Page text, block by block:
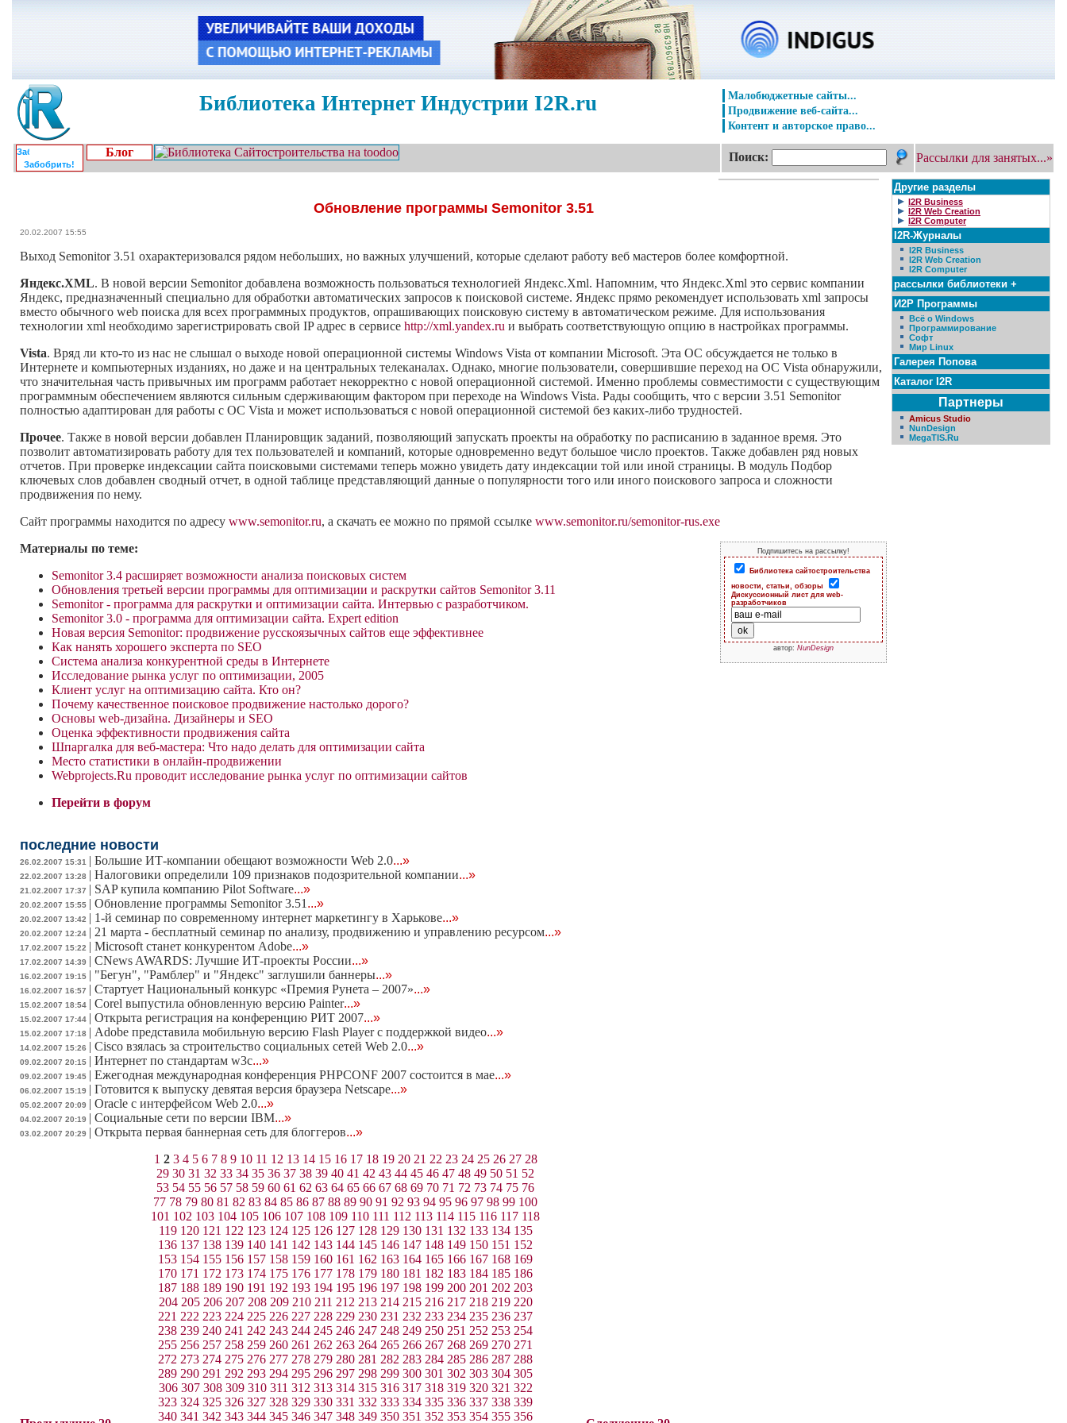
Библиотека Интернет Индустрии I2R.ru
Малобюджетные сайты...
Продвижение веб-сайта...
Контент и авторское право...
Забобрить!
Блог Поиск: Рассылки для занятых...»
Обновление программы Semonitor 3.51
20.02.2007 15:55
Выход Semonitor 3.51 охарактеризовался рядом небольших, но важных улучшений, которые сделают работу веб мастеров более комфортной.
Яндекс.XML. В новой версии Semonitor добавлена возможность пользоваться технологией Яндекс.Xml. Напомним, что Яндекс.Xml это сервис компании
Яндекс, предназначенный специально для обработки автоматических запросов к поисковой системе. Яндекс прямо рекомендует использовать xml запросы
вместо обычного web поиска для всех программных продуктов, опрашивающих поисковую систему в автоматическом режиме. Для использования
технологии xml необходимо зарегистрировать свой IP адрес в сервисе http://xml.yandex.ru и выбрать соответствующую опцию в настройках программы.
Vista. Вряд ли кто-то из нас не слышал о выходе новой операционной системы Windows Vista от компании Microsoft. Эта ОС обсуждается не только в
Интернете и компьютерных изданиях, но даже и на центральных телеканалах. Однако, многие пользователи, совершившие переход на ОС Vista обнаружили,
что значительная часть привычных им программ работает некорректно с новой операционной системой. Именно проблемы совместимости с существующим
программным обеспечением являются сильным сдерживающим фактором при переходе на Windows Vista. Рады сообщить, что с версии 3.51 Semonitor
полностью адаптирован для работы с ОС Vista и может использоваться с новой операционной системой без каких-либо трудностей.
Прочее. Также в новой версии добавлен Планировщик заданий, позволяющий запускать проекты на обработку по расписанию в заданное время. Это
позволит автоматизировать работу для тех пользователей и компаний, которые одновременно ведут большое число проектов. Также добавлен ряд новых
отчетов. При проверке индексации сайта поисковыми системами теперь можно увидеть дату индексации той или иной страницы. В модуль Подбор
ключевых слов добавлен сводный отчет, в одной таблице представляющий данные о популярности того или иного поискового запроса и сложности
продвижения по нему.
Сайт программы находится по адресу www.semonitor.ru, а скачать ее можно по прямой ссылке www.semonitor.ru/semonitor-rus.exe
Подпишитесь на рассылку!
Библиотека сайтостроительства
новости, статьи, обзоры
Дискуссионный лист для web-
разработчиков
автор: NunDesign
Материалы по теме:
Semonitor 3.4 расширяет возможности анализа поисковых систем
Обновления третьей версии программы для оптимизации и раскрутки сайтов Semonitor 3.11
Semonitor - программа для раскрутки и оптимизации сайта. Интервью с разработчиком.
Semonitor 3.0 - программа для оптимизации сайта. Expert edition
Новая версия Semonitor: продвижение русскоязычных сайтов еще эффективнее
Как нанять хорошего эксперта по SEO
Система анализа конкурентной среды в Интернете
Исследование рынка услуг по оптимизации, 2005
Клиент услуг на оптимизацию сайта. Кто он?
Почему качественное поисковое продвижение настолько дорого?
Основы web-дизайна. Дизайнеры и SEO
Оценка эффективности продвижения сайта
Шпаргалка для веб-мастера: Что надо делать для оптимизации сайта
Место статистики в онлайн-продвижении
Webprojects.Ru проводит исследование рынка услуг по оптимизации сайтов
Перейти в форум
последние новости
26.02.2007 15:31 | Большие ИТ-компании обещают возможности Web 2.0...»
22.02.2007 13:28 | Налоговики определили 109 признаков подозрительной компании...»
21.02.2007 17:37 | SAP купила компанию Pilot Software...»
20.02.2007 15:55 | Обновление программы Semonitor 3.51 ...»
20.02.2007 13:42 | 1-й семинар по современному интернет маркетингу в Харькове...»
20.02.2007 12:24 | 21 марта - бесплатный семинар по анализу, продвижению и управлению ресурсом...»
17.02.2007 15:22 | Microsoft станет конкурентом Adobe...»
17.02.2007 14:39 | CNews AWARDS: Лучшие ИТ-проекты России...»
16.02.2007 19:15 | "Бегун", "Рамблер" и "Яндекс" заглушили баннеры...»
16.02.2007 16:57 | Стартует Национальный конкурс «Премия Рунета – 2007»...»
15.02.2007 18:54 | Corel выпустила обновленную версию Painter...»
15.02.2007 17:44 | Открыта регистрация на конференцию РИТ 2007...»
15.02.2007 17:18 | Adobe представила мобильную версию Flash Player c поддержкой видео...»
14.02.2007 15:26 | Cisco взялась за строительство социальных сетей Web 2.0...»
09.02.2007 20:15 | Интернет по стандартам w3c...»
09.02.2007 19:45 | Ежегодная международная конференция PHPCONF 2007 состоится в мае...»
06.02.2007 15:19 | Готовится к выпуску девятая версия браузера Netscape...»
05.02.2007 20:09 | Oracle с интерфейсом Web 2.0...»
04.02.2007 20:19 | Социальные сети по версии IBM...»
03.02.2007 20:29 | Открыта первая баннерная сеть для блоггеров...»
1 2 3 4 5 6 7 8 9 10 11 12 13 14 15 16 17 18 19 20 21 22 23 24 25 26 27 28
29 30 31 32 33 34 35 36 37 38 39 40 41 42 43 44 45 46 47 48 49 50 51 52
53 54 55 56 57 58 59 60 61 62 63 64 65 66 67 68 69 70 71 72 73 74 75 76
77 78 79 80 81 82 83 84 85 86 87 88 89 90 91 92 93 94 95 96 97 98 99 100
101 102 103 104 105 106 107 108 109 110 111 112 113 114 115 116 117 118
119 120 121 122 123 124 125 126 127 128 129 130 131 132 133 134 135
136 137 138 139 140 141 142 143 144 145 146 147 148 149 150 151 152
153 154 155 156 157 158 159 160 161 162 163 164 165 166 167 168 169
170 171 172 173 174 175 176 177 178 179 180 181 182 183 184 185 186
187 188 189 190 191 192 193 194 195 196 197 198 199 200 201 202 203
204 205 206 207 208 209 210 211 212 213 214 215 216 217 218 219 220
221 222 223 224 225 226 227 228 229 230 231 232 233 234 235 236 237
238 239 240 241 242 243 244 245 246 247 248 249 250 251 252 253 254
255 256 257 258 259 260 261 262 263 264 265 266 267 268 269 270 271
272 273 274 275 276 277 278 279 280 281 282 283 284 285 286 287 288
289 290 291 292 293 294 295 296 297 298 299 300 301 302 303 304 305
306 307 308 309 310 311 312 313 314 315 316 317 318 319 320 321 322
323 324 325 326 327 328 329 330 331 332 333 334 335 336 337 338 339
340 341 342 343 344 345 346 347 348 349 350 351 352 353 354 355 356
Другие разделы
I2R Business
I2R Web Creation
I2R Computer
I2R-Журналы
I2R Business
I2R Web Creation
I2R Computer
рассылки библиотеки +
И2Р Программы
Всё о Windows
Программирование
Софт
Мир Linux
Галерея Попова
Каталог I2R
Партнеры
Amicus Studio
NunDesign
MegaTIS.Ru